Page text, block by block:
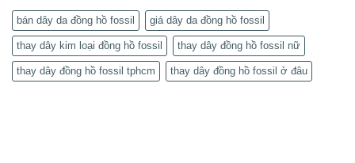
bán dây da đồng hồ fossil giá dây da đồng hồ fossil
thay dây kim loại đồng hồ fossil thay dây đồng hồ fossil nữ
thay dây đồng hồ fossil tphcm thay dây đồng hồ fossil ở đâu